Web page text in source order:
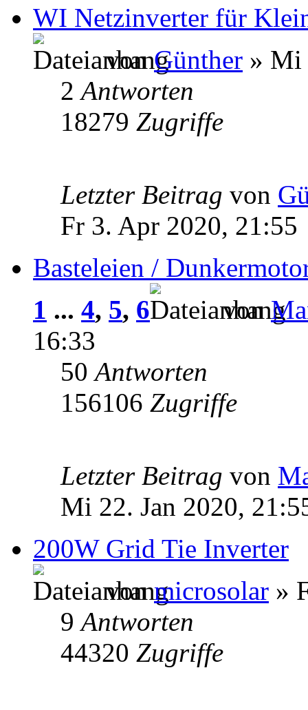
WI Netzinverter für
vonGünther » Mi
2Antworten
18279 Zugriffe
Letzter Beitrag von
Fr 3. Apr 2020, 21:55
Basteleien /
1 ... 4, 5, 6 von
16:33
50Antworten
156106 Zugriffe
Letzter Beitrag von
Mi 22. Jan 2020,
200W Grid Tie Inverter
vonmicrosolar »
9Antworten
44320 Zugriffe